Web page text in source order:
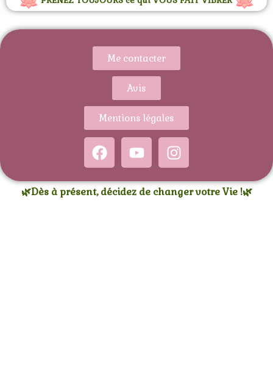
Me contacter
Avis
Mentions légales
🌿Dès à présent, décidez de changer votre Vie !🌿